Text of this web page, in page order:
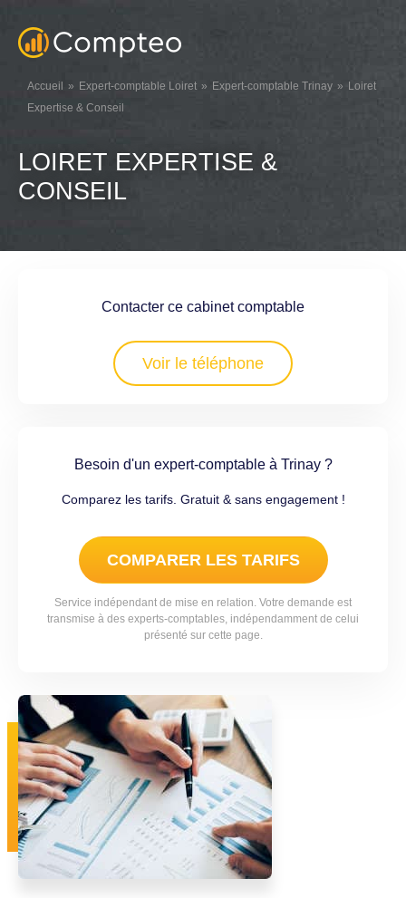
Accueil Expert-comptable Loiret Expert-comptable Trinay
Loiret
Expertise & Conseil
LOIRET EXPERTISE &
CONSEIL
Contacter ce cabinet comptable
Voir le téléphone
Besoin d'un expert-comptable à Trinay ?
Comparez les tarifs. Gratuit & sans engagement !
COMPARER LES TARIFS
Service indépendant de mise en relation. Votre demande est
transmise à des experts-comptables, indépendamment de celui
présenté sur cette page.